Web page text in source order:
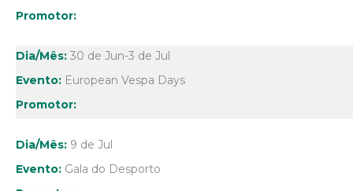
30 de Jun-3 de Jul
European Vespa Days
9 de Jul
Gala do Desporto